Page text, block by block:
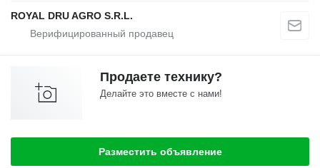
ROYAL DRU AGRO S.R.L.
Продаете технику?
Делайте это вместе с нами!
Разместить объявление